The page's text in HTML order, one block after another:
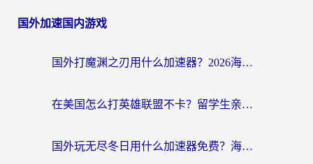
国外加速国内游戏
国外打魔渊之刃用什么加速器？2026海外玩家国服游戏加速全攻略（附闪耀暖暖&复苏的魔女避坑指南）
在美国怎么打英雄联盟不卡？留学生亲测的国服游戏加速全攻略
国外玩无尽冬日用什么加速器免费？海外党国服游戏加速避坑指南